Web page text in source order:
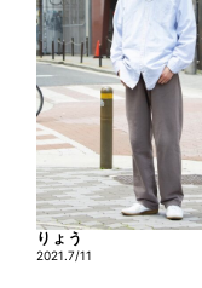
りょう
2021.7/11